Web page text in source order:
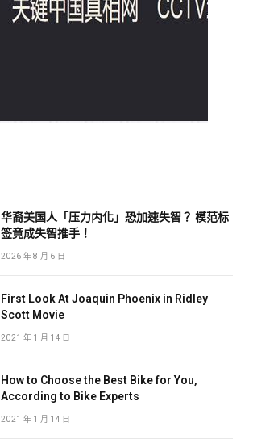
华裔美国人「压力内化」恐加速失智？ 模范标
签竟成失智推手！
2026 年 8 月 6 日
First Look At Joaquin Phoenix in Ridley
Scott Movie
2021 年 1 月 14 日
How to Choose the Best Bike for You,
According to Bike Experts
2021 年 1 月 14 日